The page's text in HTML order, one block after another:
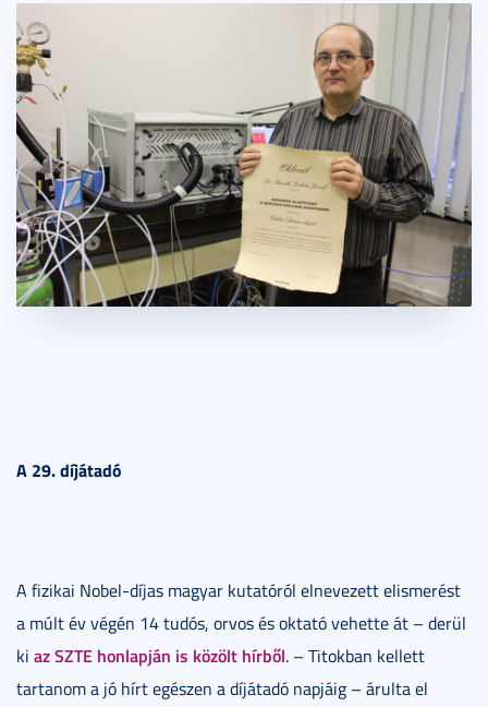
A 29. díjátadó
A fizikai Nobel-díjas magyar kutatóról elnevezett elismerést
a múlt év végén 14 tudós, orvos és oktató vehette át – derül
ki az SZTE honlapján is közölt hírből. – Titokban kellett
tartanom a jó hírt egészen a díjátadó napjáig – árulta el